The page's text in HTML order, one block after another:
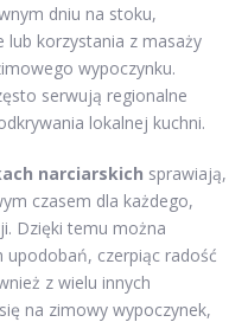
dniu na stoku,
lub korzystania z masaży
wypoczynku.
serwują regionalne
lokalnej kuchni.
narciarskich sprawiają,
czasem dla każdego,
Dzięki temu można
upodobań, czerpiąc radość
z wielu innych
na zimowy wypoczynek,